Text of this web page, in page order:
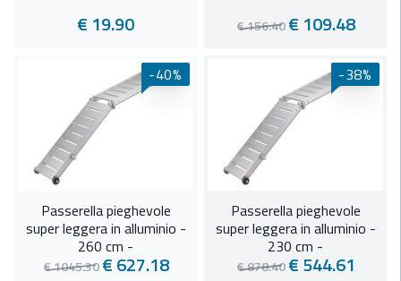
€ 19.90 € 156.40 € 109.48
Passerella pieghevole
super leggera in alluminio -
260 cm -
€ 1045.30 € 627.18
-40%
Passerella pieghevole
super leggera in alluminio -
230 cm -
€ 878.40 € 544.61
-38%